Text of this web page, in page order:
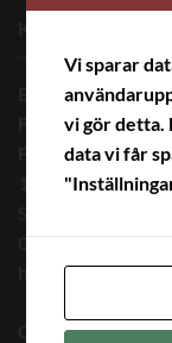
Brodera Mera
Finnvid
Finnvidsvägen 5
182 33 Danderyd
08 – 446 53 00
OM OSS
Vi sparar
vi gör detta.
data vi får